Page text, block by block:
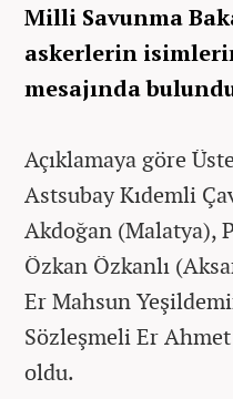
Milli Savunma
askerlerin
mesajında
Açıklamaya göre
Astsubay Kıdemli
Akdoğan (Malatya),
Özkan Özkanlı
Er Mahsun
Sözleşmeli Er
oldu.